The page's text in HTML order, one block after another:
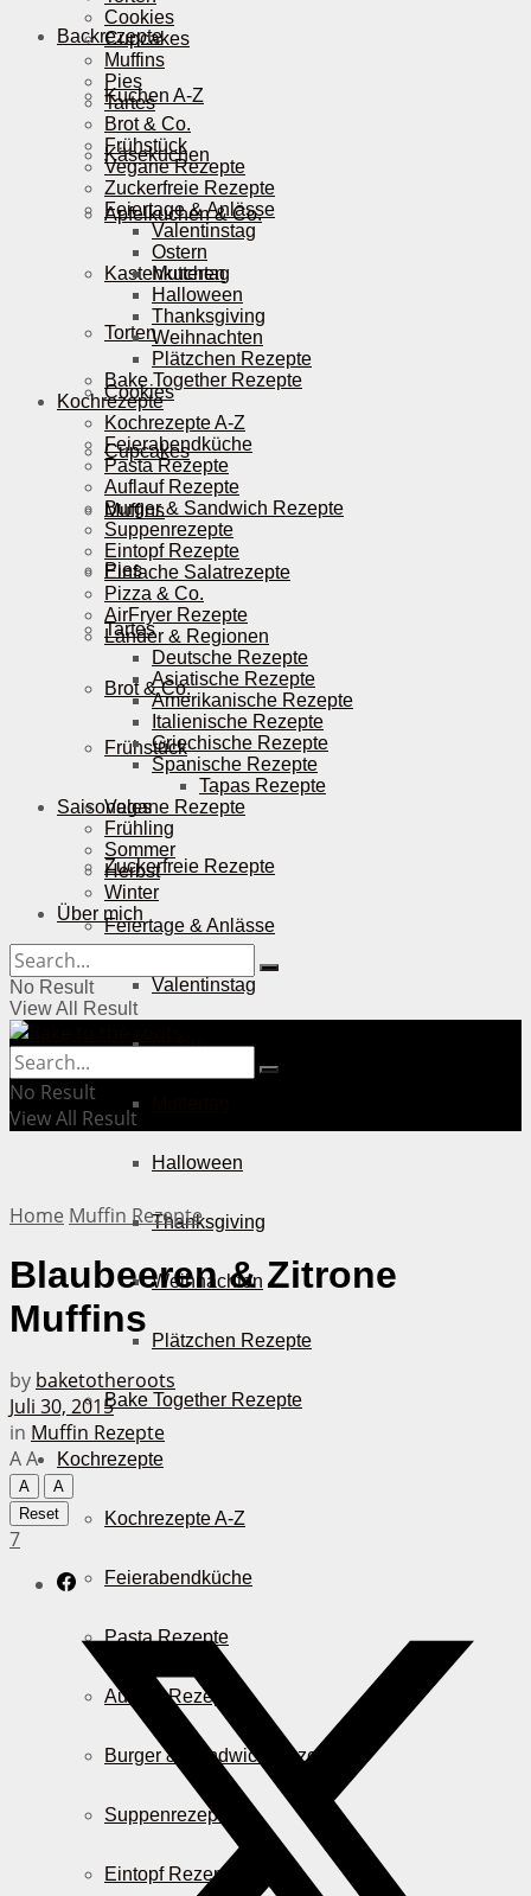
Backrezepte
Kuchen A-Z
Käsekuchen
Apfelkuchen & Co.
Kastenkuchen
Torten
Cookies
Cupcakes
Muffins
Pies
Tartes
Brot & Co.
Frühstück
Vegane Rezepte
Zuckerfreie Rezepte
Feiertage & Anlässe
Valentinstag
Ostern
Halloween
Thanksgiving
Weihnachten
Plätzchen Rezepte
Bake Together Rezepte
Kochrezepte
Kochrezepte A-Z
Feierabendküche
Pasta Rezepte
Auflauf Rezepte
Burger & Sandwich Rezepte
Suppenrezepte
Eintopf Rezepte
Cookies
Cupcakes
Muffins
Pies
Tartes
Brot & Co.
Frühstück
Vegane Rezepte
Zuckerfreie Rezepte
Feiertage & Anlässe
Valentinstag
Ostern
Muttertag
Halloween
Thanksgiving
Weihnachten
Plätzchen Rezepte
Bake Together Rezepte
Kochrezepte
Kochrezepte A-Z
Feierabendküche
Pasta Rezepte
Auflauf Rezepte
Burger & Sandwich Rezepte
Suppenrezepte
Eintopf Rezepte
Einfache Salatrezepte
Pizza & Co.
AirFryer Rezepte
Länder & Regionen
Deutsche Rezepte
Asiatische Rezepte
Amerikanische Rezepte
Italienische Rezepte
Griechische Rezepte
Spanische Rezepte
Tapas Rezepte
Saisonales
Frühling
Sommer
Herbst
Winter
Über mich
No Result
View All Result
No Result
View All Result
Home Muffin Rezepte
Blaubeeren & Zitrone
Muffins
by baketotheroots
Juli 30, 2015
in Muffin Rezepte
AA
A
A
Reset
7